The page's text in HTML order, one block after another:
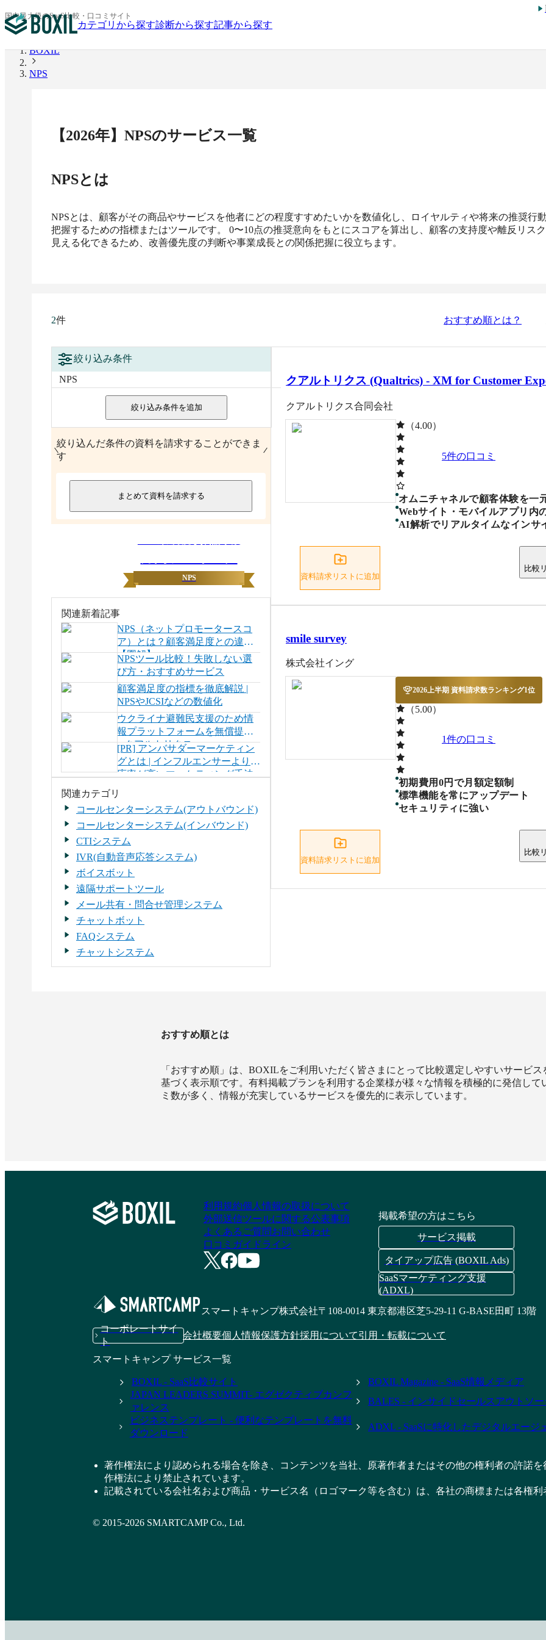
国内最大級のSaaS比較・口コミサイト
カテゴリから探す診断から探す記事から探す
BOXIL
NPS
【2026年】 NPSのサービス一覧
NPSとは
NPSとは、顧客がその商品やサービスを他者にどの程度すすめたいかを数値化し、ロイヤルティや将来の推奨行
把握するための指標またはツールです。 0〜10点の推奨意向をもとにスコアを算出し、顧客の支持度や離反リス
見える化できるため、改善優先度の判断や事業成長との関係把握に役立ちます。
2件 おすすめ順とは？
絞り込み条件
NPS
絞り込み条件を追加
絞り込んだ条件の資料を請求することができま
す
まとめて資料を請求する
NPS
関連新着記事
NPS（ネットプロモータースコ
ア）とは？顧客満足度との違い
【図解】
NPSツール比較！失敗しない選
び方・おすすめサービス
顧客満足度の指標を徹底解説 |
NPSやJCSIなどの数値化
ウクライナ避難民支援のため情
報プラットフォームを無償提供
– クアルトリクス
「CustomerXM」事例
[PR] アンバサダーマーケティン
グとは | インフルエンサーより反
応率が高いマーケティング手法
関連カテゴリ
コールセンターシステム(アウトバウンド)
コールセンターシステム(インバウンド)
CTIシステム
IVR(自動音声応答システム)
ボイスボット
遠隔サポートツール
メール共有・問合せ管理システム
チャットボット
FAQシステム
チャットシステム
クアルトリクス (Qualtrics) - XM for Customer
クアルトリクス合同会社
（4.00）
5件の口コミ
オムニチャネルで顧客体験を一
Webサイト・モバイルアプリ内
AI解析でリアルタイムなインサ
資料請求リストに追加
比較
smile survey
株式会社イング
2026上半期 資料請求数ランキング1位
（5.00）
1件の口コミ
初期費用0円で月額定額制
標準機能を常にアップデート
セキュリティに強い
資料請求リストに追加
比較
おすすめ順とは
「おすすめ順」は、BOXILをご利用いただく皆さまにとって比較選定しやすいサービ
基づく表示順です。有料掲載プランを利用する企業様が様々な情報を積極的に発信して
ミ数が多く、情報が充実しているサービスを優先的に表示しています。
利用規約個人情報の取扱について
外部送信ツールに関する公表事項
よくあるご質問お問い合わせ
口コミガイドライン
掲載希望の方はこちら
サービス掲載
タイアップ広告 (BOXIL Ads)
SaaSマーケティング支援
(ADXL)
スマートキャンプ株式会社〒108-0014 東京都港区芝5-29-11 G-BASE田町 13階
コーポレートサイ
ト
会社概要個人情報保護方針採用について引用・転載について
スマートキャンプ サービス一覧
BOXIL - SaaS比較サイト BOXIL Magazine - SaaS情報メディア
JAPAN LEADERS SUMMIT- エグゼクティブカンフ
ァレンス
BALES - インサイドセールスアウトソ
ビジネステンプレート - 便利なテンプレートを無料
ダウンロード
ADXL - SaaSに特化したデジタルエージ
著作権法により認められる場合を除き、コンテンツを当社、原著作者またはその他の権利者の許諾
作権法により禁止されています。
記載されている会社名および商品・サービス名（ロゴマーク等を含む）は、各社の商標または各権利
© 2015-2026 SMARTCAMP Co., Ltd.